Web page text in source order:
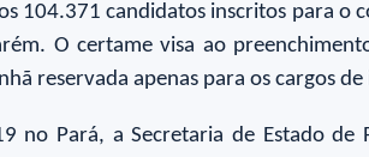
104.371 candidatos inscritos para o
O certame visa ao
reservada apenas para os cargos
no Pará, a Secretaria de Estado